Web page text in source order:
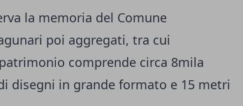
la memoria del Comune
poi aggregati, tra cui
comprende circa 8mila
disegni in grande formato e 15 metri